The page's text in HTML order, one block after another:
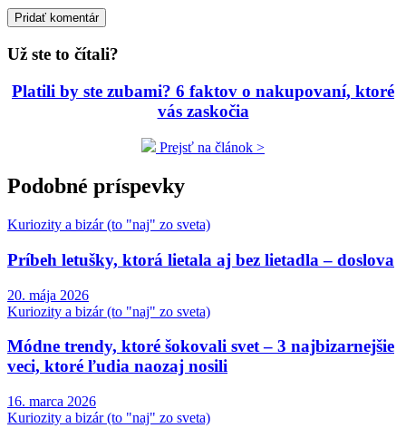
Už ste to čítali?
Platili by ste zubami? 6 faktov o nakupovaní, ktoré
vás zaskočia
Prejsť na článok >
Podobné príspevky
Kuriozity a bizár (to "naj" zo sveta)
Príbeh letušky, ktorá lietala aj bez lietadla – doslova
20. mája 2026
Kuriozity a bizár (to "naj" zo sveta)
Módne trendy, ktoré šokovali svet – 3 najbizarnejšie
veci, ktoré ľudia naozaj nosili
16. marca 2026
Kuriozity a bizár (to "naj" zo sveta)